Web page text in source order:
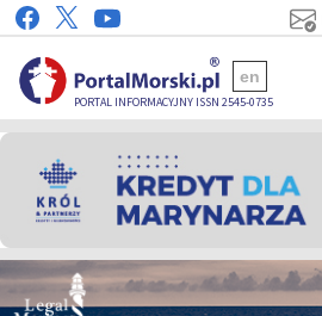
PORTAL INFORMACYJNY ISSN 2545-0735
en